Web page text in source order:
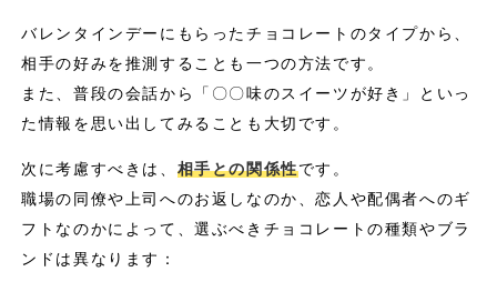
バレンタインデーにもらったチョコレートのタイプから、
相手の好みを推測することも一つの方法です。
また、普段の会話から「〇〇味のスイーツが好き」といっ
た情報を思い出してみることも大切です。
次に考慮すべきは、 相手との関係性です。
職場の同僚や上司へのお返しなのか、恋人や配偶者へのギ
フトなのかによって、選ぶべきチョコレートの種類やブラ
ンドは異なります：